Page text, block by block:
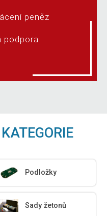
peněz
podpora
Podložky
Sady žetonů